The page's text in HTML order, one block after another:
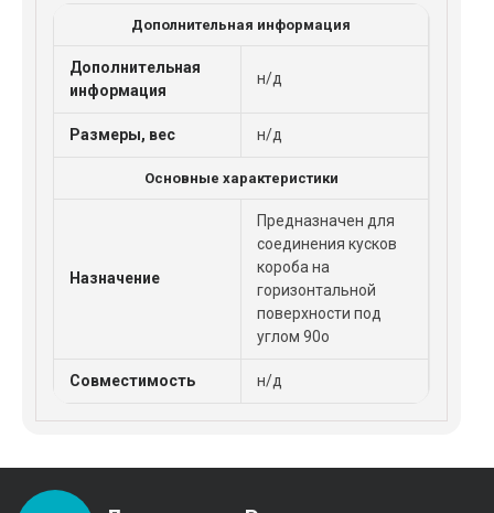
Дополнительная информация
Дополнительная
информация
н/д
Размеры, вес н/д
Основные характеристики
Назначение
Предназначен для
соединения кусков
короба на
горизонтальной
поверхности под
углом 90o
Совместимость н/д